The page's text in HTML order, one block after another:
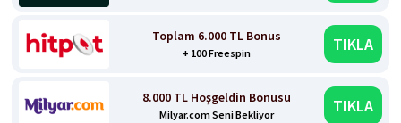
Toplam 6.000 TL Bonus
+ 100 Freespin TIKLA
8.000 TL Hoşgeldin Bonusu
Milyar.com Seni Bekliyor TIKLA